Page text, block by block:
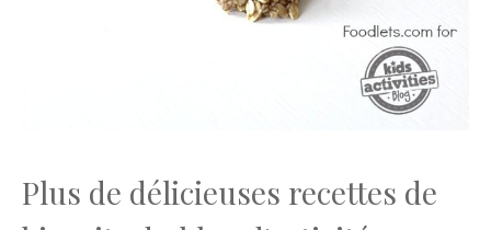
Plus de délicieuses recettes de